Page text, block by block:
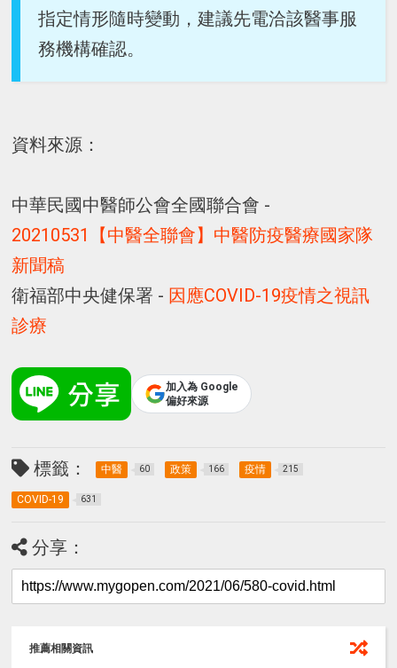
指定情形隨時變動，建議先電洽該醫事服
務機構確認。
資料來源：
中華民國中醫師公會全國聯合會 -
20210531【中醫全聯會】中醫防疫醫療國家隊
新聞稿
衛福部中央健保署 - 因應COVID-19疫情之視訊
診療
加入為 Google
偏好來源
標籤： 中醫 60 政策 166 疫情 215
COVID-19 631
分享：
推薦相關資訊